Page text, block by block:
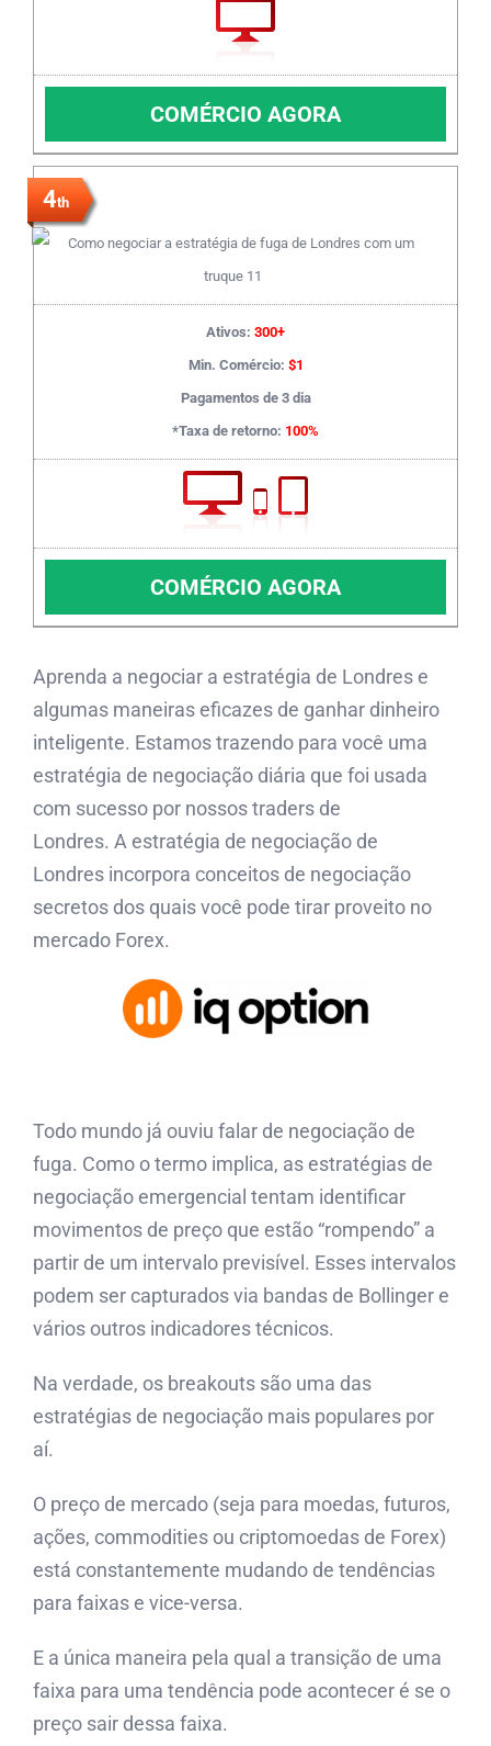
COMÉRCIO AGORA
4th
Ativos: 300+
Min. Comércio: $1
Pagamentos de 3 dia
*Taxa de retorno: 100%
COMÉRCIO AGORA
Aprenda a negociar a estratégia de Londres e
algumas maneiras eficazes de ganhar dinheiro
inteligente. Estamos trazendo para você uma
estratégia de negociação diária que foi usada
com sucesso por nossos traders de
Londres. A estratégia de negociação de
Londres incorpora conceitos de negociação
secretos dos quais você pode tirar proveito no
mercado Forex.
Todo mundo já ouviu falar de negociação de
fuga. Como o termo implica, as estratégias de
negociação emergencial tentam identificar
movimentos de preço que estão “rompendo” a
partir de um intervalo previsível. Esses intervalos
podem ser capturados via bandas de Bollinger e
vários outros indicadores técnicos.
Na verdade, os breakouts são uma das
estratégias de negociação mais populares por
aí.
O preço de mercado (seja para moedas, futuros,
ações, commodities ou criptomoedas de Forex)
está constantemente mudando de tendências
para faixas e vice-versa.
E a única maneira pela qual a transição de uma
faixa para uma tendência pode acontecer é se o
preço sair dessa faixa.